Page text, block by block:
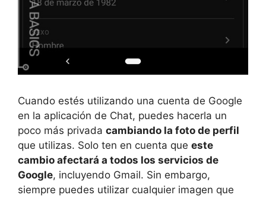
Cuando estés utilizando una cuenta de Google
en la aplicación de Chat, puedes hacerla un
poco más privada cambiando la foto de perfil
que utilizas. Solo ten en cuenta que este
cambio afectará a todos los servicios de
Google, incluyendo Gmail. Sin embargo,
siempre puedes utilizar cualquier imagen que